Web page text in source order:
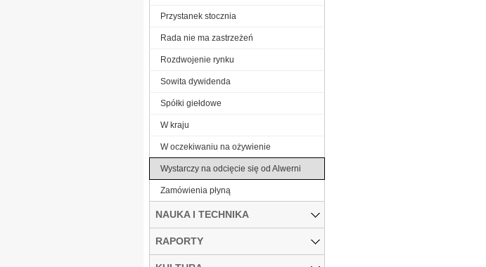
Przystanek stocznia
Rada nie ma zastrzeżeń
Rozdwojenie rynku
Sowita dywidenda
Spółki giełdowe
W kraju
W oczekiwaniu na ożywienie
Wystarczy na odcięcie się od Alwerni
Zamówienia płyną
NAUKA I TECHNIKA
RAPORTY